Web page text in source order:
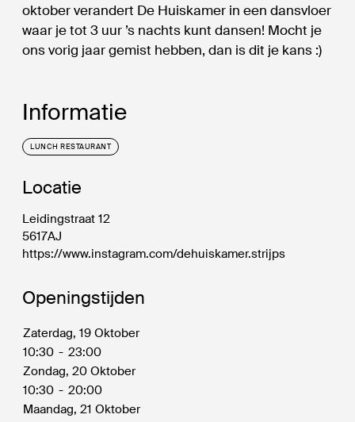
Informatie
LUNCH RESTAURANT
Locatie
Leidingstraat 12
5617AJ
https://www.instagram.com/dehuiskamer.strijps
Openingstijden
Zaterdag, 19 Oktober
10:30 - 23:00
Zondag, 20 Oktober
10:30 - 20:00
Maandag, 21 Oktober
oktober verandert De Huiskamer in een dansvloer
waar je tot 3 uur ’s nachts kunt dansen! Mocht je
ons vorig jaar gemist hebben, dan is dit je kans :)